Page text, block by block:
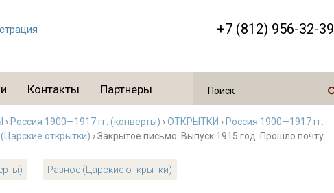
+7 (812) 956-32-39
Контакты Партнеры
› Россия 1900—1917 гг. (конверты) ›ОТКРЫТКИ › Россия 1900—1917 гг.
открытки) › Закрытое письмо. Выпуск 1915 год. Прошло почту
Разное (Царские открытки)